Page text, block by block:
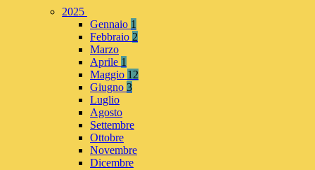
2025
Gennaio 1
Febbraio 2
Marzo
Aprile 1
Maggio 12
Giugno 3
Luglio
Agosto
Settembre
Ottobre
Novembre
Dicembre